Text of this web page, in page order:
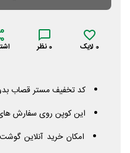
0 لایک 0 نظر
کد تخفیف مستر قصاب
این کوپن روی سفارش های بالای 350 هزار
امکان خرید آنلاین